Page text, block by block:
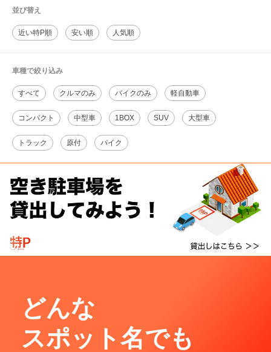
並び替え
近い特P順 安い順 人気順
車種で絞り込み
すべて クルマのみ バイクのみ 軽自動車
コンパクト 中型車 1BOX SUV 大型車
トラック 原付 バイク
どんな
スポット名でも